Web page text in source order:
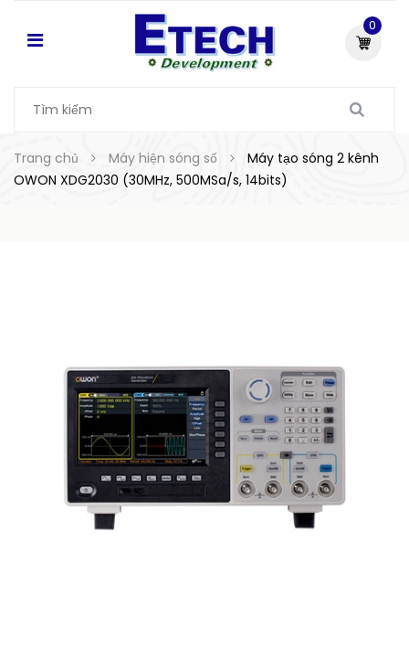
0
Trang chủ Máy hiện sóng số
Máy tạo sóng 2 kênh
OWON XDG2030 (30MHz, 500MSa/s, 14bits)